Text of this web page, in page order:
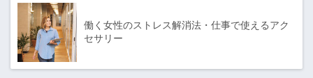
働く女性のストレス解消法・仕事で使えるアク
セサリー